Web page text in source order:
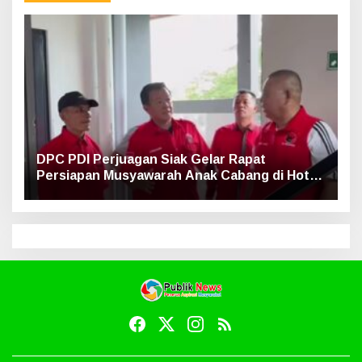
DPC PDI Perjuagan Siak Gelar Rapat
Persiapan Musyawarah Anak Cabang di Hotel